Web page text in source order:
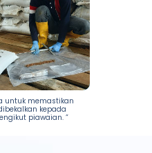
untuk memastikan
kepada
piawaian. “